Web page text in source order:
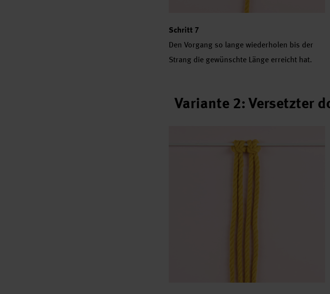
Schritt 7
Den Vorgang so lange wiederholen bis der
Strang die gewünschte Länge erreicht hat.
Variante 2: Versetzter